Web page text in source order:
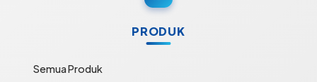
PRODUK
Semua Produk